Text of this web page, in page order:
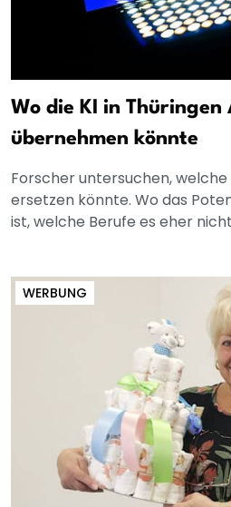
Wo die KI in Thüringen
übernehmen könnte
Forscher untersuchen,
ersetzen könnte. Wo das
ist, welche Berufe es eher
WERBUNG